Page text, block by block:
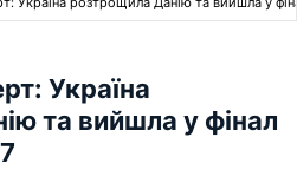
Україна
та вийшла у фінал